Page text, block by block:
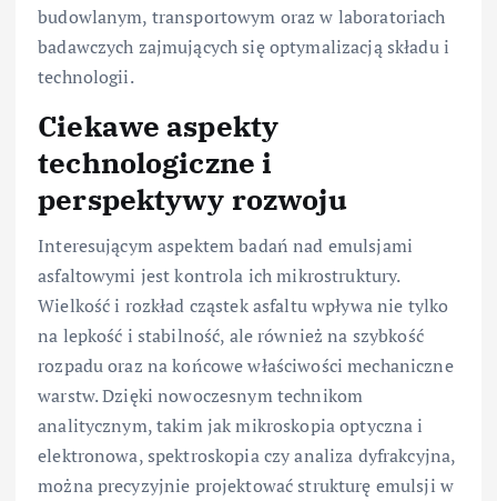
budowlanym, transportowym oraz w laboratoriach
badawczych zajmujących się optymalizacją składu i
technologii.
Ciekawe aspekty
technologiczne i
perspektywy rozwoju
Interesującym aspektem badań nad emulsjami
asfaltowymi jest kontrola ich mikrostruktury.
Wielkość i rozkład cząstek asfaltu wpływa nie tylko
na lepkość i stabilność, ale również na szybkość
rozpadu oraz na końcowe właściwości mechaniczne
warstw. Dzięki nowoczesnym technikom
analitycznym, takim jak mikroskopia optyczna i
elektronowa, spektroskopia czy analiza dyfrakcyjna,
można precyzyjnie projektować strukturę emulsji w